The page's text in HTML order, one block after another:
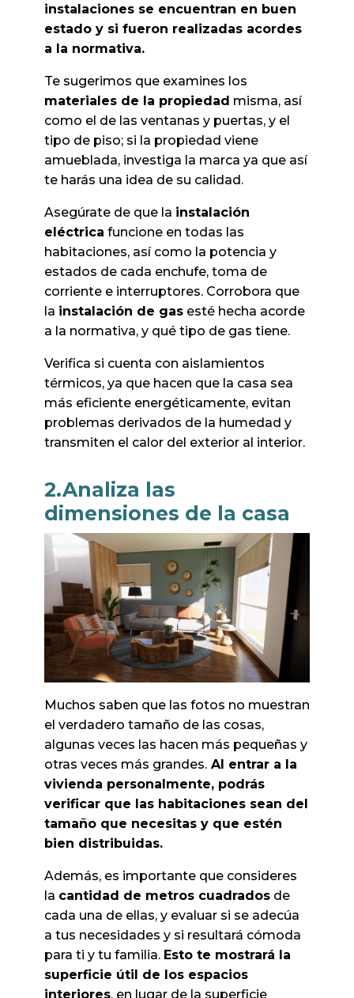
instalaciones se encuentran en buen
estado y si fueron realizadas acordes
a la normativa.
Te sugerimos que examines los
materiales de la propiedad misma, así
como el de las ventanas y puertas, y el
tipo de piso; si la propiedad viene
amueblada, investiga la marca ya que así
te harás una idea de su calidad.
Asegúrate de que la instalación
eléctrica funcione en todas las
habitaciones, así como la potencia y
estados de cada enchufe, toma de
corriente e interruptores. Corrobora que
la instalación de gas esté hecha acorde
a la normativa, y qué tipo de gas tiene.
Verifica si cuenta con aislamientos
térmicos, ya que hacen que la casa sea
más eficiente energéticamente, evitan
problemas derivados de la humedad y
transmiten el calor del exterior al interior.
2.Analiza las
dimensiones de la casa
Muchos saben que las fotos no muestran
el verdadero tamaño de las cosas,
algunas veces las hacen más pequeñas y
otras veces más grandes. Al entrar a la
vivienda personalmente, podrás
verificar que las habitaciones sean del
tamaño que necesitas y que estén
bien distribuidas.
Además, es importante que consideres
la cantidad de metros cuadrados de
cada una de ellas, y evaluar si se adecúa
a tus necesidades y si resultará cómoda
para ti y tu familia. Esto te mostrará la
superficie útil de los espacios
interiores, en lugar de la superficie